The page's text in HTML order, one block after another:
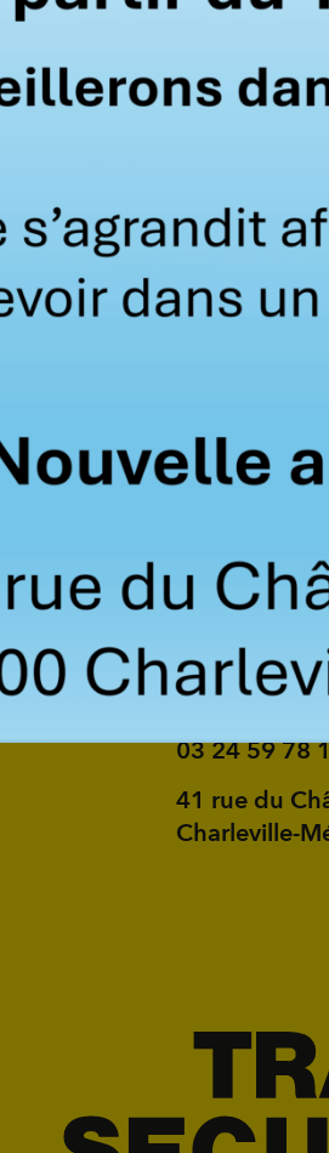
Matière
Normes
Description
03 24 59 78
41 rue du
Charleville-